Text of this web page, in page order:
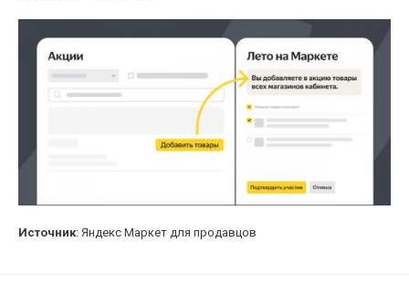
Источник: Яндекс Маркет для продавцов